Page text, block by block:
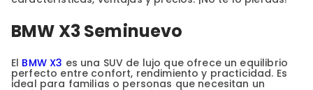
BMW X3 Seminuevo
El BMW X3 es una SUV de lujo que ofrece un equilibrio
perfecto entre confort, rendimiento y practicidad. Es
ideal para familias o personas que necesitan un